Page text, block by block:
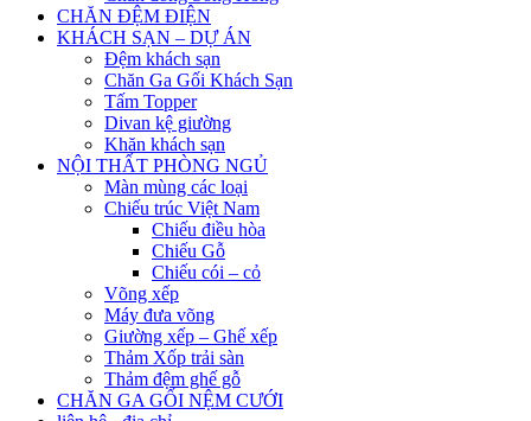
CHĂN ĐỆM ĐIỆN
KHÁCH SẠN – DỰ ÁN
Đệm khách sạn
Chăn Ga Gối Khách Sạn
Tấm Topper
Divan kệ giường
Khăn khách sạn
NỘI THẤT PHÒNG NGỦ
Màn mùng các loại
Chiếu trúc Việt Nam
Chiếu điều hòa
Chiếu Gỗ
Chiếu cói – cỏ
Võng xếp
Máy đưa võng
Giường xếp – Ghế xếp
Thảm Xốp trải sàn
Thảm đệm ghế gỗ
CHĂN GA GỐI NỆM CƯỚI